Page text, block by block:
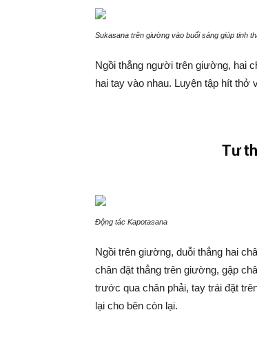
Sukasana trên giường vào buổi sáng giúp tinh
Ngồi thẳng người trên giường, hai
hai tay vào nhau. Luyện tập hít thở
Tư
Động tác Kapotasana
Ngồi trên giường, duỗi thẳng hai
chân đặt thẳng trên giường, gập
trước qua chân phải, tay trái đặt
lại cho bên còn lại.